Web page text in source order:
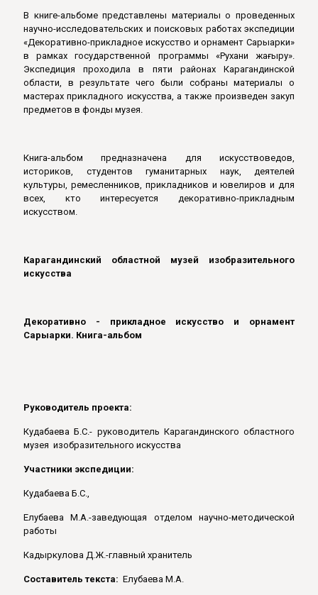
В книге-альбоме представлены материалы о проведенных
научно-исследовательских и поисковых работах экспедиции
«Декоративно-прикладное искусство и орнамент Сарыарки»
в рамках государственной программы «Рухани жаңғыру».
Экспедиция проходила в пяти районах Карагандинской
области, в результате чего были собраны материалы о
мастерах прикладного искусства, а также произведен закуп
предметов в фонды музея.
Книга-альбом предназначена для искусствоведов,
историков, студентов гуманитарных наук, деятелей
культуры, ремесленников, прикладников и ювелиров и для
всех, кто интересуется декоративно-прикладным
искусством.
Карагандинский областной музей изобразительного
искусства
Декоративно -
прикладное искусство и орнамент
Сарыарки. Книга-альбом
Руководитель проекта:
Кудабаева Б.С.- руководитель Карагандинского областного
музея изобразительного искусства
Участники экспедиции:
Кудабаева Б.С.,
Елубаева М.А.-заведующая отделом научно-методической
работы
Кадыркулова Д.Ж.-главный хранитель
Составитель текста: Елубаева М.А.